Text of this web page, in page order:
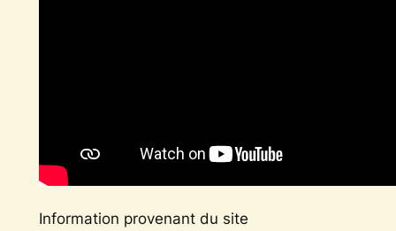
Information provenant du site